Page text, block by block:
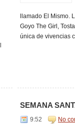
llamado El Mismo.
Goyo The Girl,
única de vivencias
SEMANA
9:52 No